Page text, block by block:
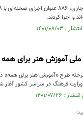
و اجرا کردند.
آموزش هنر برای همه
طرح «آموزش هنر برای همه»
فرهنگ در سراسر کشور آغاز